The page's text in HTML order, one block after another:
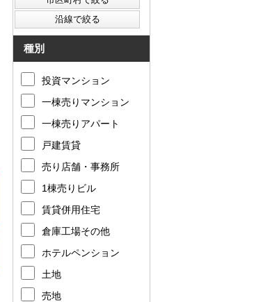
種別
投資マンション
一棟売りマンション
一棟売りアパート
戸建賃貸
売り店舗・事務所
1棟売りビル
賃貸併用住宅
倉庫工場その他
ホテルペンション
土地
売地